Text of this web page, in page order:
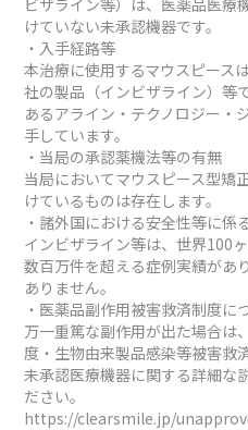
ビザライン等）は、医薬品医療
けていない未承認機器です。
・入手経路等
本治療に使用するマウスピース
社の製品（インビザライン）等
あるアライン・テクノロジー・
手しています。
・当局の承認薬機法等の有無
当局においてマウスピース型矯
けているものは存在します。
・諸外国における安全性等に係
インビザライン等は、世界100
数百万件を超える症例実績があ
ありません。
・医薬品副作用被害救済制度に
万一重篤な副作用が出た場合は
度・生物由来製品感染等被害救
未承認医療機器に関する詳細な
ださい。
https://clearsmile.jp/